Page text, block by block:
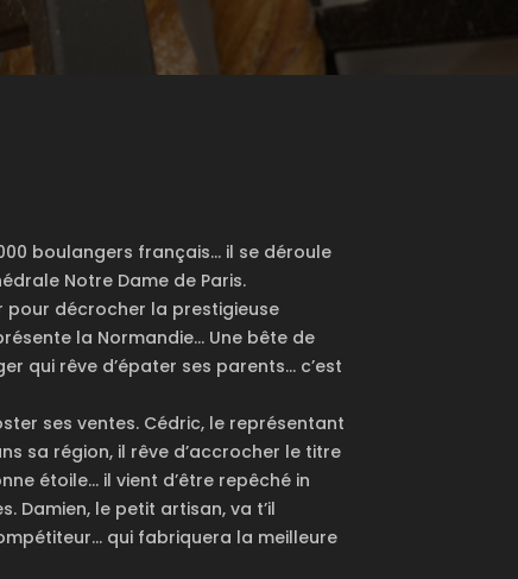
boulangers français… il se déroule
Notre Dame de Paris.
pour décrocher la prestigieuse
la Normandie… Une bête de
qui rêve d’épater ses parents… c’est
ses ventes. Cédric, le représentant
sa région, il rêve d’accrocher le titre
étoile… il vient d’être repêché in
Damien, le petit artisan, va t’il
qui fabriquera la meilleure